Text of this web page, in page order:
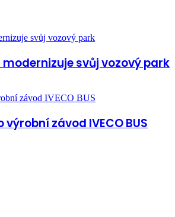
svůj vozový park
výrobní závod IVECO BUS